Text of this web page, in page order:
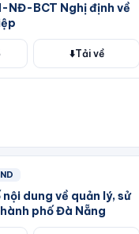
NĐ-BCT Nghị định về
⬇️Tải về
dung về quản lý, sử
phố Đà Nẵng